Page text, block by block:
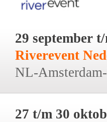
29 september
Riverevent
NL-
27 t/m 30